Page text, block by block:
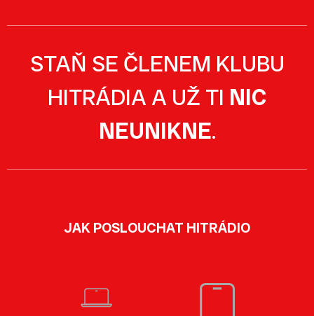
STAŇ SE ČLENEM KLUBU
HITRÁDIA A UŽ TI NIC
NEUNIKNE.
JAK POSLOUCHAT HITRÁDIO